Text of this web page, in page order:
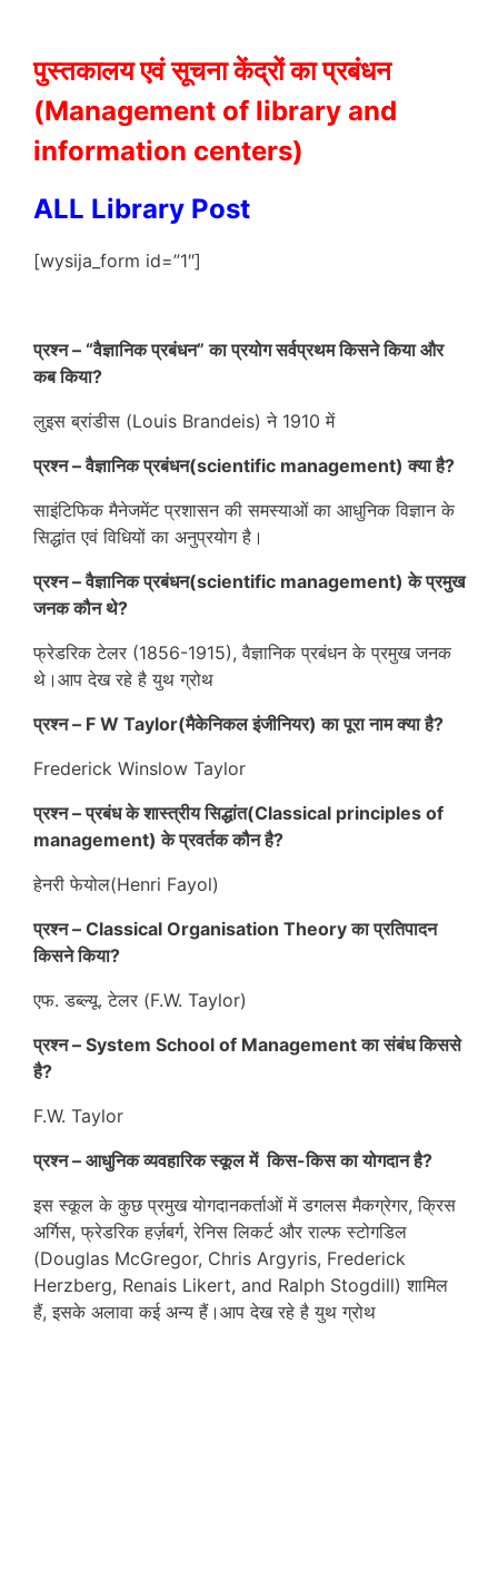
पुस्तकालय एवं सूचना केंद्रों का प्रबंधन
(Management of library and
information centers)
ALL Library Post
[wysija_form id=”1″]
प्रश्न – “वैज्ञानिक प्रबंधन” का प्रयोग सर्वप्रथम किसने किया और
कब किया?
लुइस ब्रांडीस (Louis Brandeis) ने 1910 में
प्रश्न – वैज्ञानिक प्रबंधन(scientific management) क्या है?
साइंटिफिक मैनेजमेंट प्रशासन की समस्याओं का आधुनिक विज्ञान के
सिद्धांत एवं विधियों का अनुप्रयोग है ।
प्रश्न – वैज्ञानिक प्रबंधन(scientific management) के प्रमुख
जनक कौन थे?
फ्रेडरिक टेलर (1856-1915), वैज्ञानिक प्रबंधन के प्रमुख जनक
थे ।आप देख रहे है युथ ग्रोथ
प्रश्न – F W Taylor(मैकेनिकल इंजीनियर) का पूरा नाम क्या है?
Frederick Winslow Taylor
प्रश्न – प्रबंध के शास्त्रीय सिद्धांत(Classical principles of
management) के प्रवर्तक कौन है?
हेनरी फेयोल(Henri Fayol)
प्रश्न – Classical Organisation Theory का प्रतिपादन
किसने किया?
एफ. डब्ल्यू. टेलर (F.W. Taylor)
प्रश्न – System School of Management का संबंध किससे
है?
F.W. Taylor
प्रश्न – आधुनिक व्यवहारिक स्कूल में किस-किस का योगदान है?
इस स्कूल के कुछ प्रमुख योगदानकर्ताओं में डगलस मैकग्रेगर, क्रिस
अर्गिस, फ्रेडरिक हर्ज़बर्ग, रेनिस लिकर्ट और राल्फ स्टोगडिल
(Douglas McGregor, Chris Argyris, Frederick
Herzberg, Renais Likert, and Ralph Stogdill) शामिल
हैं, इसके अलावा कई अन्य हैं।आप देख रहे है युथ ग्रोथ